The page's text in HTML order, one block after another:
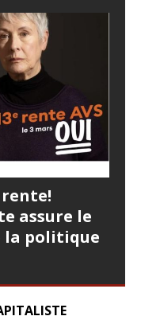
rente!
assure le
la politique